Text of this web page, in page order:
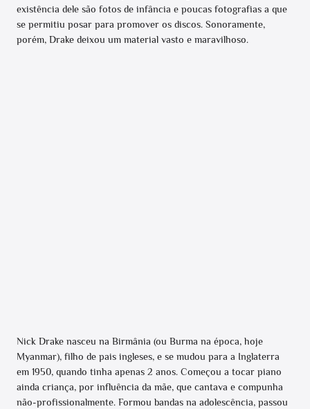
existência dele são fotos de infância e poucas fotografias a que
se permitiu posar para promover os discos. Sonoramente,
porém, Drake deixou um material vasto e maravilhoso.
Nick Drake nasceu na Birmânia (ou Burma na época, hoje
Myanmar), filho de pais ingleses, e se mudou para a Inglaterra
em 1950, quando tinha apenas 2 anos. Começou a tocar piano
ainda criança, por influência da mãe, que cantava e compunha
não-profissionalmente. Formou bandas na adolescência, passou